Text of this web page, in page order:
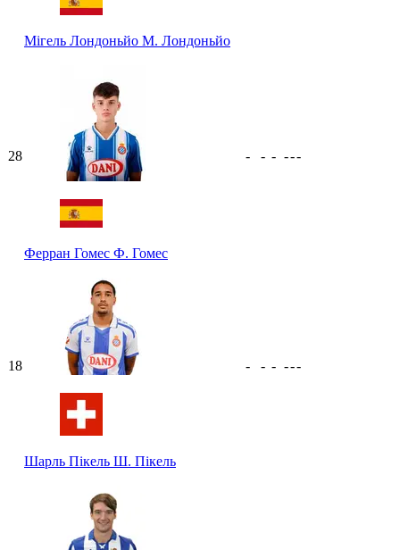
Мігель Лондоньйо М. Лондоньйо
28
Ферран Гомес Ф. Гомес
- - - ---
18
Шарль Пікель Ш. Пікель
- - - ---